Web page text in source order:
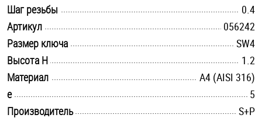
Стопорные кольца
Такелаж
Хомуты
Шайбы
Шаг резьбы
0.4
Артикул
056242
Размер ключа
SW4
Высота H
1.2
Материал
A4 (AISI 316)
e
5
Производитель
S+P